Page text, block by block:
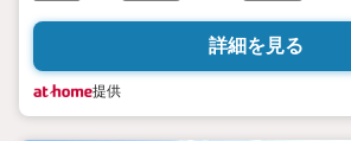
詳細を見る
提供